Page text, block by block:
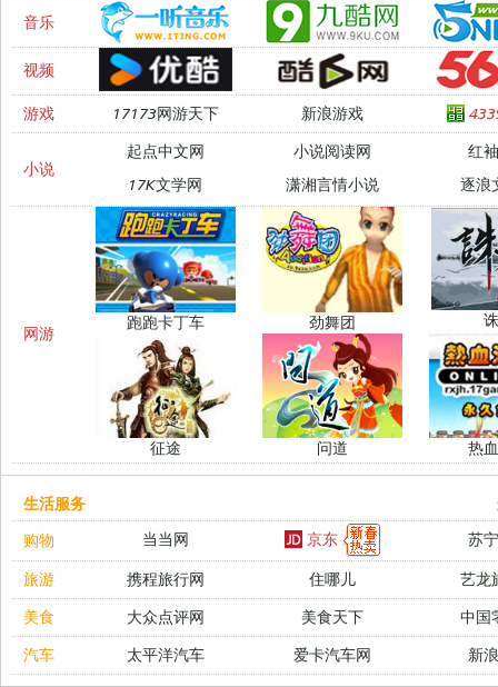
音乐
视频
游戏 17173网游天下 新浪游戏
小说
起点中文网 小说阅读网
红
17K文学网
潇湘言情小说 逐浪
网游
跑跑卡丁车 劲舞团
征途 问道 热
生活服务
购物
当当网 京东 苏
旅游 携程旅行网 住哪儿
艺龙
美食
大众点评网 美食天下
中国
汽车
太平洋汽车 爱卡汽车网 新